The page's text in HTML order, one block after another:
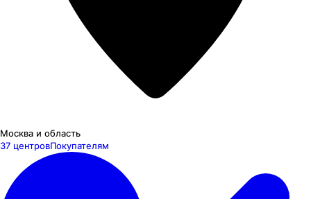
Москва и область
37 центровПокупателям